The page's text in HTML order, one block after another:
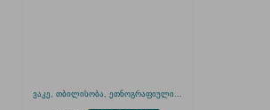
ვაკე, თბილისობა, ეთნოგრაფიული...